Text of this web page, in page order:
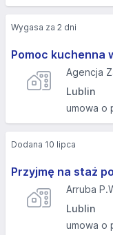
Pomoc kuchenna
Agencja
Lublin
umowa o
Wygasa za 2 dni
Przyjmę na staż
Arruba
Lublin
umowa o
Dodana 10 lipca